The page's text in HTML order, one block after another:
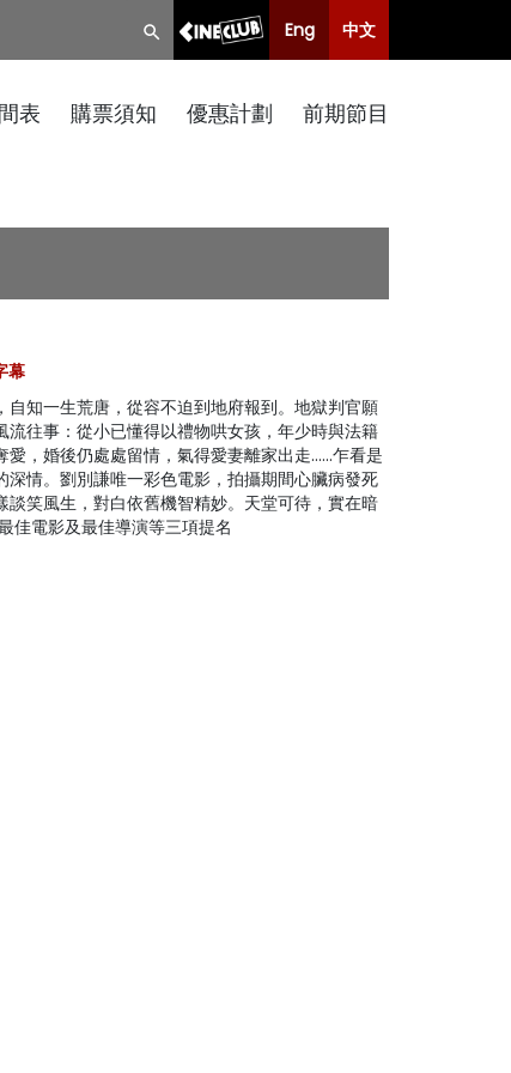
Eng 中文
表 購票須知 優惠計劃 前期節目
幕
知一生荒唐，從容不迫到地府報到。地獄判官願
往事：從小已懂得以禮物哄女孩，年少時與法籍
，婚後仍處處留情，氣得愛妻離家出走……乍看是
情。劉別謙唯一彩色電影，拍攝期間心臟病發死
笑風生，對白依舊機智精妙。天堂可待，實在暗
佳電影及最佳導演等三項提名